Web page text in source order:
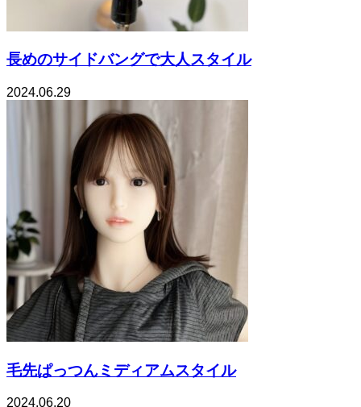
長めのサイドバングで大人スタイル
2024.06.29
毛先ぱっつんミディアムスタイル
2024.06.20